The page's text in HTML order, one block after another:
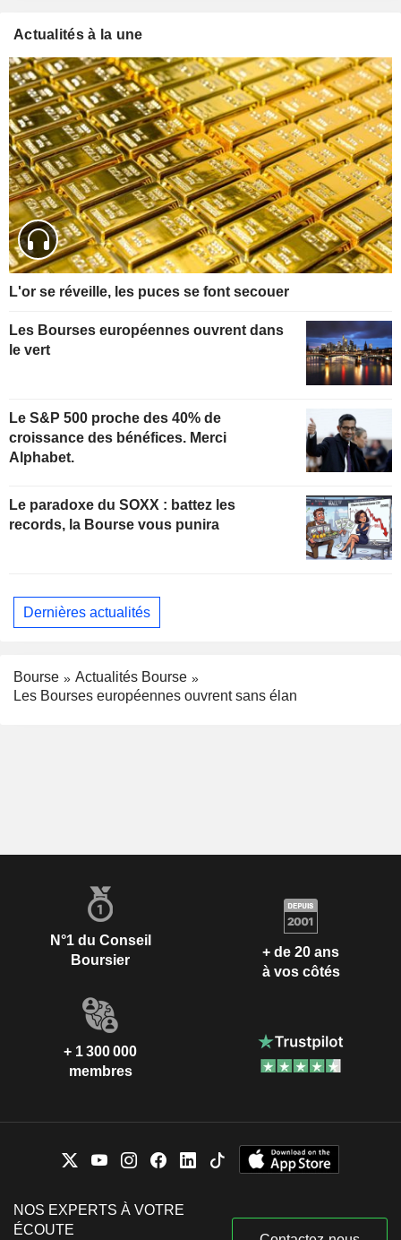
Actualités à la une
L'or se réveille, les puces se font secouer
Les Bourses européennes ouvrent dans
le vert
Le S&P 500 proche des 40% de
croissance des bénéfices. Merci
Alphabet.
Le paradoxe du SOXX : battez les
records, la Bourse vous punira
Dernières actualités
Bourse
Actualités Bourse
Les Bourses européennes ouvrent sans élan
N°1 du Conseil
Boursier
+ de 20 ans
à vos côtés
+ 1 300 000
membres
NOS EXPERTS À VOTRE
ÉCOUTE